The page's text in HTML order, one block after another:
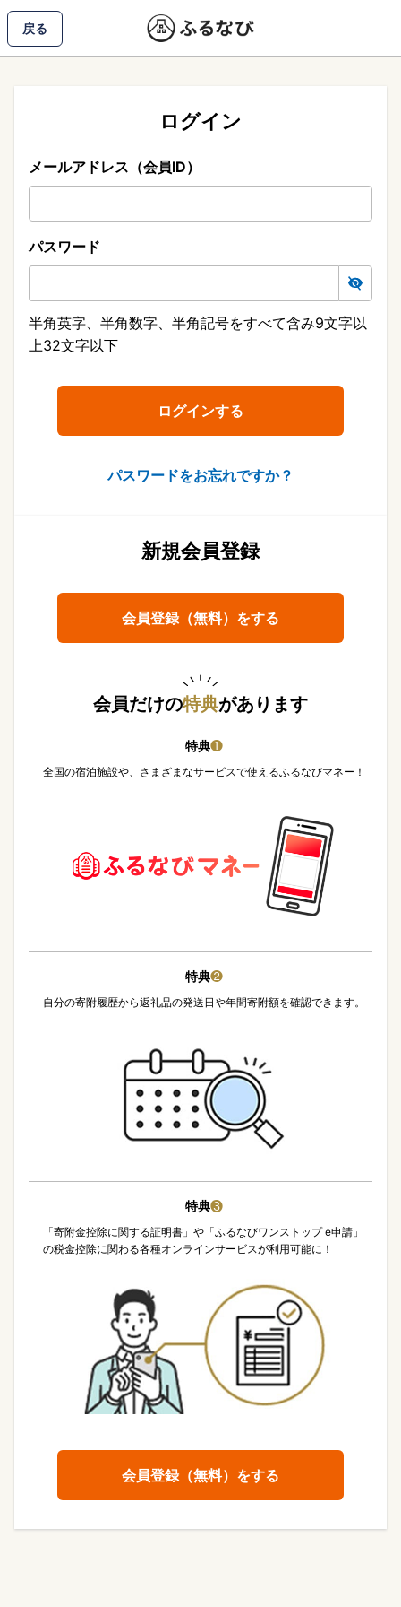
戻る
ログイン
メールアドレス（会員ID）
パスワード
半角英字、半角数字、半角記号をすべて含み9文字以
上32文字以下
パスワードをお忘れですか？
新規会員登録
会員登録（無料）をする
会員だけの特典があります
特典❶
全国の宿泊施設や、さまざまなサービスで使えるふるなびマネー！
特典❷
自分の寄附履歴から返礼品の発送日や年間寄附額を確認できます。
特典❸
「寄附金控除に関する証明書」や「ふるなびワンストップ e申請」
の税金控除に関わる各種オンラインサービスが利用可能に！
会員登録（無料）をする